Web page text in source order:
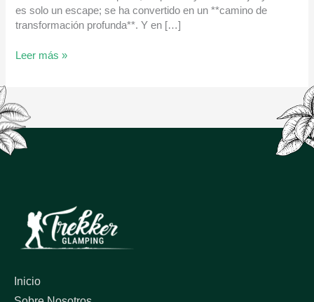
es solo un escape; se ha convertido en un **camino de
transformación profunda**. Y en […]
Leer más »
Inicio